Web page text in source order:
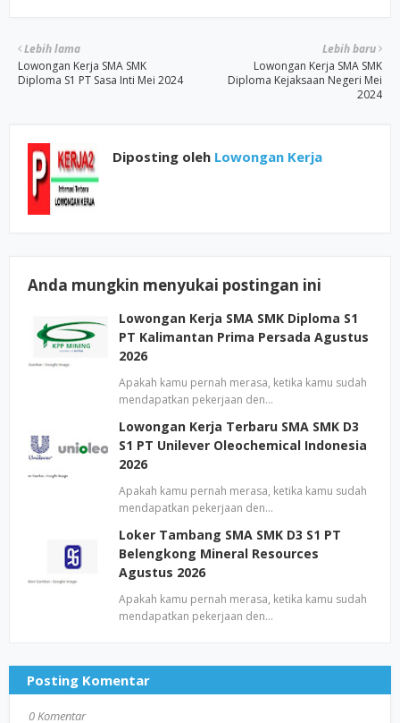
Lebih baru
Lowongan Kerja SMA SMK
Diploma Kejaksaan Negeri Mei
2024
Lebih lama
Lowongan Kerja SMA SMK
Diploma S1 PT Sasa Inti Mei 2024
Diposting oleh Lowongan Kerja
Anda mungkin menyukai postingan ini
Lowongan Kerja SMA SMK Diploma S1
PT Kalimantan Prima Persada Agustus
2026
Apakah kamu pernah merasa, ketika kamu sudah
mendapatkan pekerjaan den…
Lowongan Kerja Terbaru SMA SMK D3
S1 PT Unilever Oleochemical Indonesia
2026
Apakah kamu pernah merasa, ketika kamu sudah
mendapatkan pekerjaan den…
Loker Tambang SMA SMK D3 S1 PT
Belengkong Mineral Resources
Agustus 2026
Apakah kamu pernah merasa, ketika kamu sudah
mendapatkan pekerjaan den…
Posting Komentar
0 Komentar